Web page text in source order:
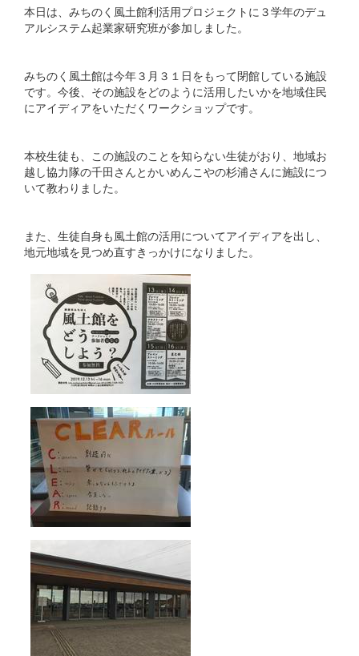
本日は、みちのく風土館利活用プロジェクトに３学年のデュ
アルシステム起業家研究班が参加しました。
みちのく風土館は今年３月３１日をもって閉館している施設
です。今後、その施設をどのように活用したいかを地域住民
にアイディアをいただくワークショップです。
本校生徒も、この施設のことを知らない生徒がおり、地域お
越し協力隊の千田さんとかいめんこやの杉浦さんに施設につ
いて教わりました。
また、生徒自身も風土館の活用についてアイディアを出し、
地元地域を見つめ直すきっかけになりました。